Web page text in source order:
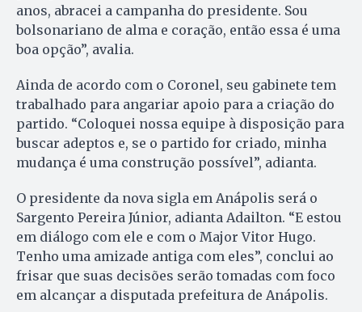
anos, abracei a campanha do presidente. Sou
bolsonariano de alma e coração, então essa é uma
boa opção”, avalia.
Ainda de acordo com o Coronel, seu gabinete tem
trabalhado para angariar apoio para a criação do
partido. “Coloquei nossa equipe à disposição para
buscar adeptos e, se o partido for criado, minha
mudança é uma construção possível”, adianta.
O presidente da nova sigla em Anápolis será o
Sargento Pereira Júnior, adianta Adailton. “E estou
em diálogo com ele e com o Major Vitor Hugo.
Tenho uma amizade antiga com eles”, conclui ao
frisar que suas decisões serão tomadas com foco
em alcançar a disputada prefeitura de Anápolis.